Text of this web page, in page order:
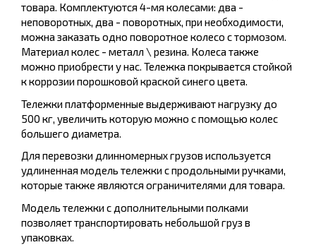
товара. Комплектуются 4-мя колесами: два -
неповоротных, два - поворотных, при необходимости,
можна заказать одно поворотное колесо с тормозом.
Материал колес - металл \ резина. Колеса также
можно приобрести у нас. Тележка покрывается стойкой
к коррозии порошковой краской синего цвета.
Тележки платформенные выдерживают нагрузку до
500 кг, увеличить которую можно с помощью колес
большего диаметра.
Для перевозки длинномерных грузов используется
удлиненная модель тележки с продольными ручками,
которые также являются ограничителями для товара.
Модель тележки с дополнительными полками
позволяет транспортировать небольшой груз в
упаковках.